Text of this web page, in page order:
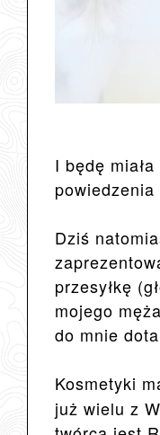
I będę
Dziś
przesyłkę
mojego
do mnie
Kosmetyki
już wielu z